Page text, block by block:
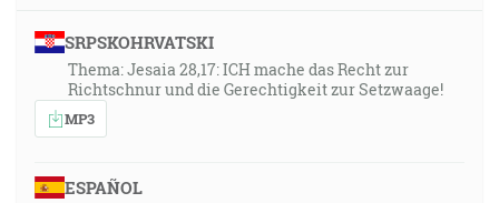
SRPSKOHRVATSKI
Thema: Jesaia 28,17: ICH mache das Recht zur
Richtschnur und die Gerechtigkeit zur Setzwaage!
MP3
ESPAÑOL